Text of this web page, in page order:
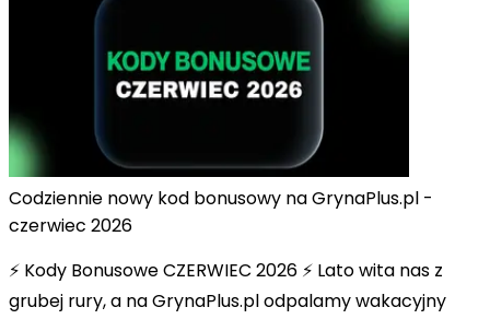
Codziennie nowy kod bonusowy na GrynaPlus.pl -
czerwiec 2026
⚡ Kody Bonusowe CZERWIEC 2026 ⚡ Lato wita nas z
grubej rury, a na GrynaPlus.pl odpalamy wakacyjny